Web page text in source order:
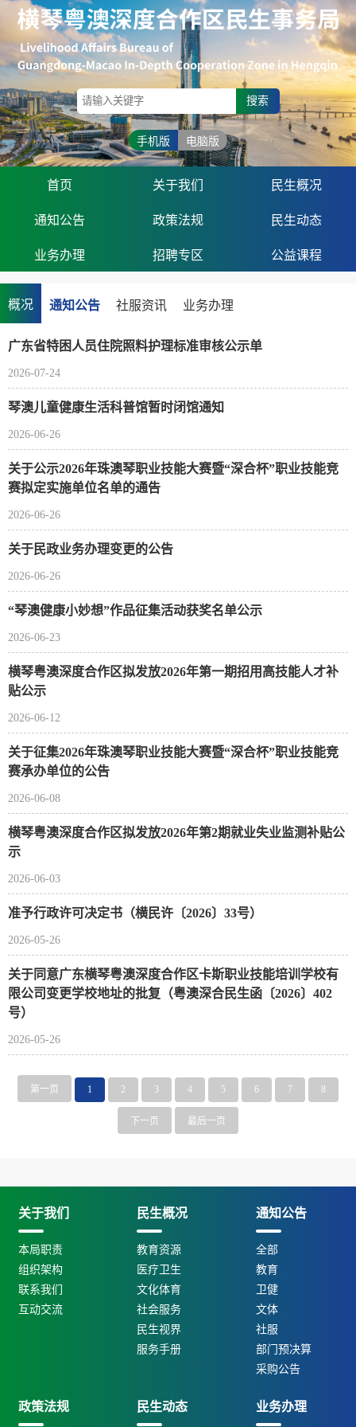
搜索
手机版 电脑版
首页 关于我们 民生概况
通知公告 政策法规 民生动态
业务办理 招聘专区 公益课程
概况 通知公告 社服资讯 业务办理
广东省特困人员住院照料护理标准审核公示单
2026-07-24
琴澳儿童健康生活科普馆暂时闭馆通知
2026-06-26
关于公示2026年珠澳琴职业技能大赛暨“深合杯”职业技能竞
赛拟定实施单位名单的通告
2026-06-26
关于民政业务办理变更的公告
2026-06-26
“琴澳健康小妙想”作品征集活动获奖名单公示
2026-06-23
横琴粤澳深度合作区拟发放2026年第一期招用高技能人才补
贴公示
2026-06-12
关于征集2026年珠澳琴职业技能大赛暨“深合杯”职业技能竞
赛承办单位的公告
2026-06-08
横琴粤澳深度合作区拟发放2026年第2期就业失业监测补贴公
示
2026-06-03
准予行政许可决定书（横民许〔2026〕33号）
2026-05-26
关于同意广东横琴粤澳深度合作区卡斯职业技能培训学校有
限公司变更学校地址的批复（粤澳深合民生函〔2026〕402
号）
2026-05-26
第一页 1 2 3 4 5 6 7 8
下一页 最后一页
关于我们
本局职责
组织架构
联系我们
互动交流
民生概况
教育资源
医疗卫生
文化体育
社会服务
民生视界
服务手册
通知公告
全部
教育
卫健
文体
社服
部门预决算
采购公告
政策法规 民生动态 业务办理